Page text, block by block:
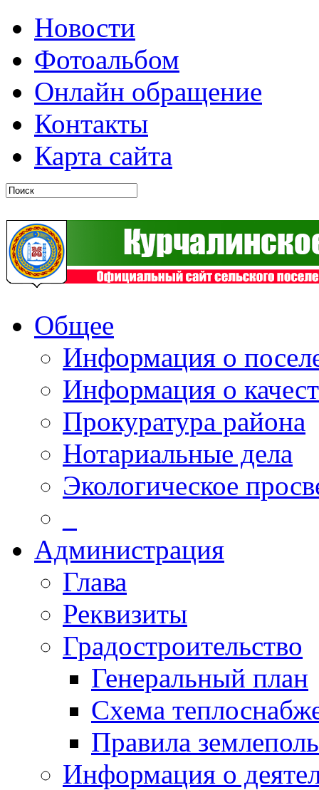
Новости
Фотоальбом
Онлайн обращение
Контакты
Карта сайта
Общее
Информация о
Информация о
Прокуратура района
Нотариальные дела
Экологическое
Администрация
Глава
Реквизиты
Градостроительство
Генеральный план
Схема
Правила
Информация о